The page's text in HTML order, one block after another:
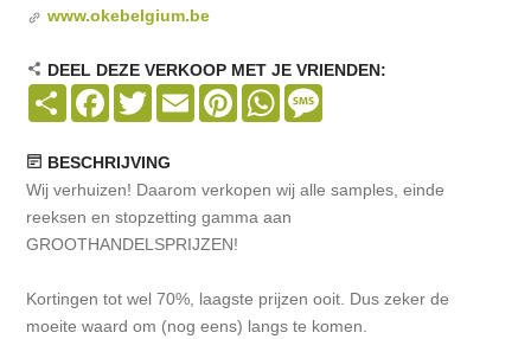
www.okebelgium.be
DEEL DEZE VERKOOP MET JE VRIENDEN:
Share Facebook
TwitterEmail PinterestWhatsApp
BESCHRIJVING
Wij verhuizen! Daarom verkopen wij alle samples, einde
reeksen en stopzetting gamma aan
GROOTHANDELSPRIJZEN!
Kortingen tot wel 70%, laagste prijzen ooit. Dus zeker de
moeite waard om (nog eens) langs te komen.